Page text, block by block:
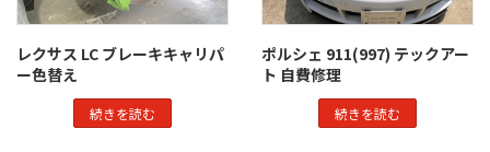
レクサス LC ブレーキキャリパ
ー色替え
続きを読む
ポルシェ 911(997) テックアー
ト 自費修理
続きを読む